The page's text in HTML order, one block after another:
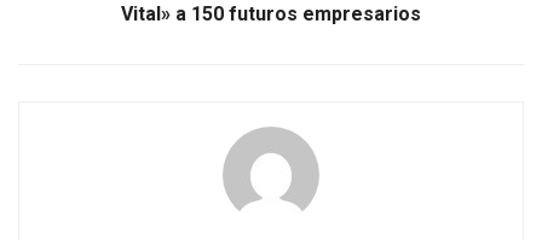
Vital» a 150 futuros empresarios